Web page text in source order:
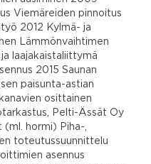
Viemäreiden pinnoitus
2012 Kylmä- ja
Lämmönvaihtimen
laajakaistaliittymä
2015 Saunan
paisunta-astian
osittainen
Pelti-Ässät Oy
hormi) Piha-,
toteutussuunnittelu
asennus